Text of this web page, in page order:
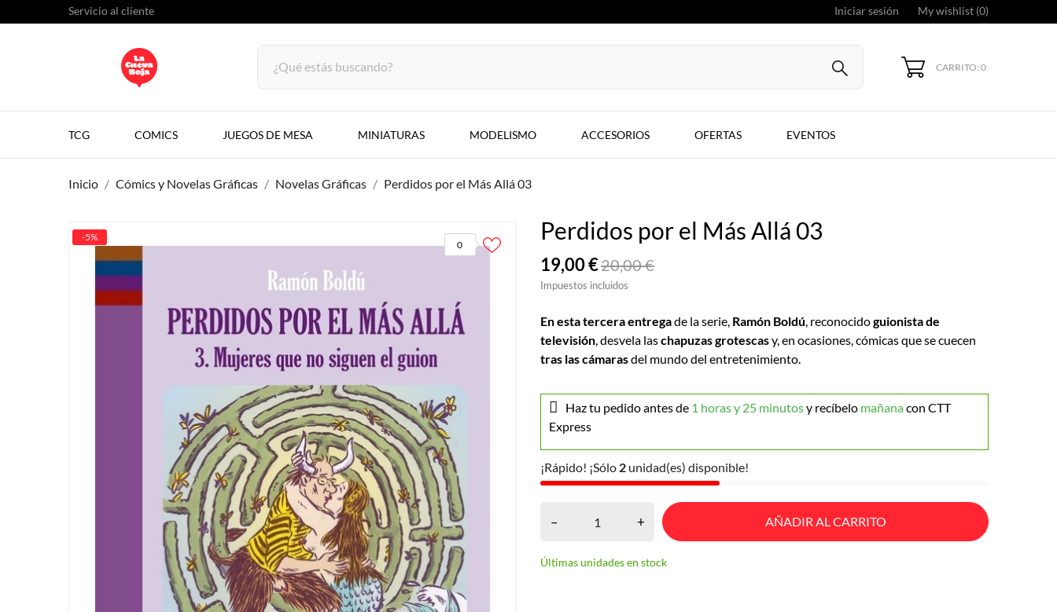
Servicio al cliente Iniciar sesión My wishlist (0)
CARRITO: 0
TCG COMICS JUEGOS DE MESA MINIATURAS MODELISMO ACCESORIOS OFERTAS EVENTOS
Inicio Cómics y Novelas Gráficas Novelas Gráficas Perdidos por el Más Allá 03
0
-5% Perdidos por el Más Allá 03
19,00 €20,00 €
Impuestos incluidos
En esta tercera entregade la serie, Ramón Boldú, reconocidoguionista de
televisión, desvela laschapuzas grotescasy, en ocasiones, cómicas que se cuecen
tras las cámarasdel mundo del entretenimiento.
Haz tu pedido antes de 1 horas y 25 minutosy recíbelo mañanacon CTT
Express
¡Rápido! ¡Sólo 2 unidad(es) disponible!
– + AÑADIR AL CARRITO
Últimas unidades en stock